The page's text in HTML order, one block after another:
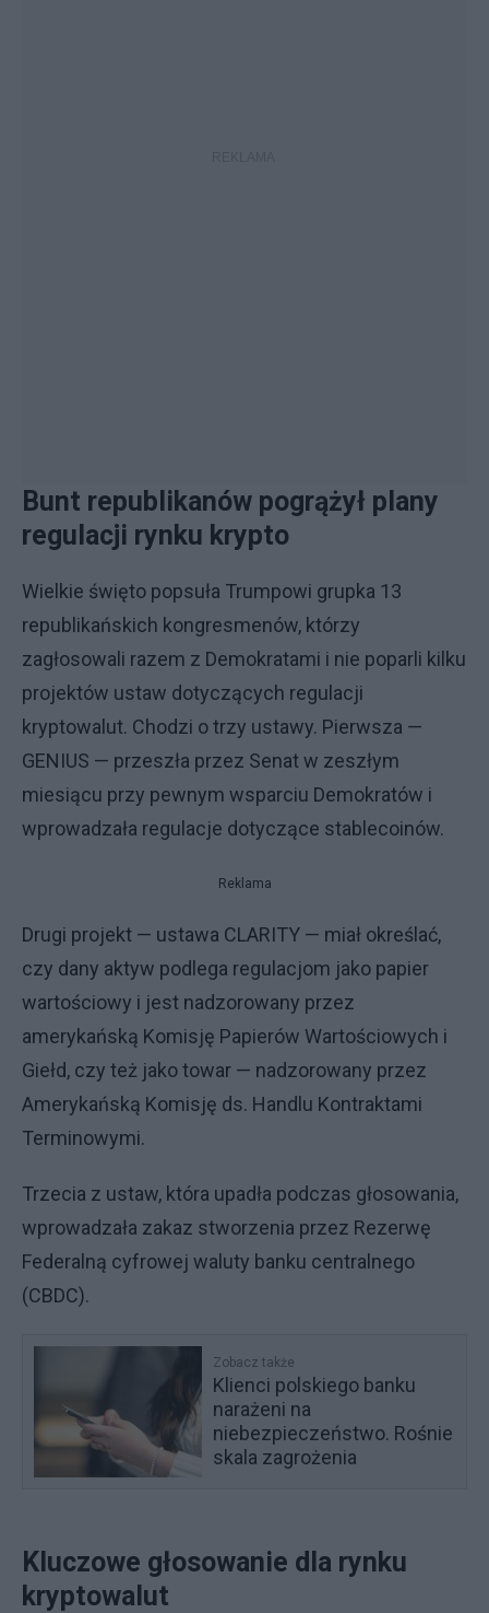
Bunt republikanów pogrążył plany
regulacji rynku krypto
Wielkie święto popsuła Trumpowi grupka 13
republikańskich kongresmenów, którzy
zagłosowali razem z Demokratami i nie poparli kilku
projektów ustaw dotyczących regulacji
kryptowalut. Chodzi o trzy ustawy. Pierwsza —
GENIUS — przeszła przez Senat w zeszłym
miesiącu przy pewnym wsparciu Demokratów i
wprowadzała regulacje dotyczące stablecoinów.
Reklama
Drugi projekt — ustawa CLARITY — miał określać,
czy dany aktyw podlega regulacjom jako papier
wartościowy i jest nadzorowany przez
amerykańską Komisję Papierów Wartościowych i
Giełd, czy też jako towar — nadzorowany przez
Amerykańską Komisję ds. Handlu Kontraktami
Terminowymi.
Trzecia z ustaw, która upadła podczas głosowania,
wprowadzała zakaz stworzenia przez Rezerwę
Federalną cyfrowej waluty banku centralnego
(CBDC).
Zobacz także
Klienci polskiego banku
narażeni na
niebezpieczeństwo. Rośnie
skala zagrożenia
Kluczowe głosowanie dla rynku
kryptowalut